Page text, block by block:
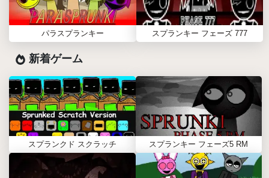
パラスプランキー スプランキー フェーズ 777
新着ゲーム
スプランクド スクラッチ スプランキー フェーズ5 RM